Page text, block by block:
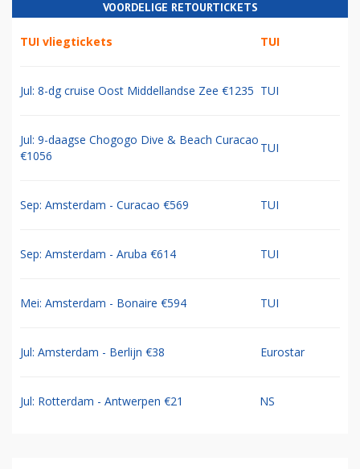
VOORDELIGE RETOURTICKETS
TUI vliegtickets TUI
Jul: 8-dg cruise Oost Middellandse Zee €1235 TUI
Jul: 9-daagse Chogogo Dive & Beach Curacao
€1056
TUI
Sep: Amsterdam - Curacao €569 TUI
Sep: Amsterdam - Aruba €614 TUI
Mei: Amsterdam - Bonaire €594 TUI
Jul: Amsterdam - Berlijn €38 Eurostar
Jul: Rotterdam - Antwerpen €21 NS